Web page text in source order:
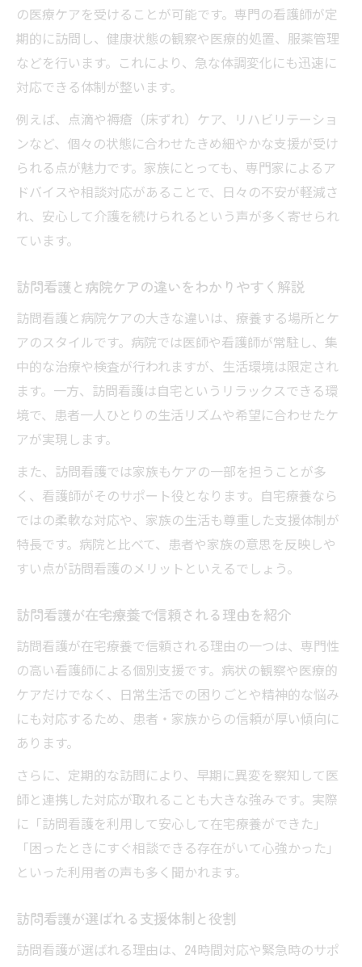
の医療ケアを受けることが可能です。専門の看護師が定
期的に訪問し、健康状態の観察や医療的処置、服薬管理
などを行います。これにより、急な体調変化にも迅速に
対応できる体制が整います。
例えば、点滴や褥瘡（床ずれ）ケア、リハビリテーショ
ンなど、個々の状態に合わせたきめ細やかな支援が受け
られる点が魅力です。家族にとっても、専門家によるア
ドバイスや相談対応があることで、日々の不安が軽減さ
れ、安心して介護を続けられるという声が多く寄せられ
ています。
訪問看護と病院ケアの違いをわかりやすく解説
訪問看護と病院ケアの大きな違いは、療養する場所とケ
アのスタイルです。病院では医師や看護師が常駐し、集
中的な治療や検査が行われますが、生活環境は限定され
ます。一方、訪問看護は自宅というリラックスできる環
境で、患者一人ひとりの生活リズムや希望に合わせたケ
アが実現します。
また、訪問看護では家族もケアの一部を担うことが多
く、看護師がそのサポート役となります。自宅療養なら
ではの柔軟な対応や、家族の生活も尊重した支援体制が
特長です。病院と比べて、患者や家族の意思を反映しや
すい点が訪問看護のメリットといえるでしょう。
訪問看護が在宅療養で信頼される理由を紹介
訪問看護が在宅療養で信頼される理由の一つは、専門性
の高い看護師による個別支援です。病状の観察や医療的
ケアだけでなく、日常生活での困りごとや精神的な悩み
にも対応するため、患者・家族からの信頼が厚い傾向に
あります。
さらに、定期的な訪問により、早期に異変を察知して医
師と連携した対応が取れることも大きな強みです。実際
に「訪問看護を利用して安心して在宅療養ができた」
「困ったときにすぐ相談できる存在がいて心強かった」
といった利用者の声も多く聞かれます。
訪問看護が選ばれる支援体制と役割
訪問看護が選ばれる理由は、24時間対応や緊急時のサポ